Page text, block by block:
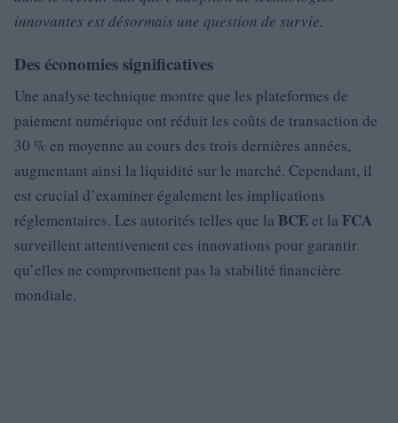
innovantes est désormais une question de survie.
Des économies significatives
Une analyse technique montre que les plateformes de
paiement numérique ont réduit les coûts de transaction de
30 % en moyenne au cours des trois dernières années,
augmentant ainsi la liquidité sur le marché. Cependant, il
est crucial d’examiner également les implications
réglementaires. Les autorités telles que la BCEet la FCA
surveillent attentivement ces innovations pour garantir
qu’elles ne compromettent pas la stabilité financière
mondiale.